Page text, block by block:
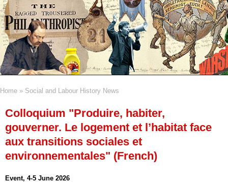
Home Social and Labour History News
Colloquium "Produire, habiter,
gouverner. Le logement et l’habitat face
aux transitions sociales et
environnementales" (French)
Event, 4-5 June 2026